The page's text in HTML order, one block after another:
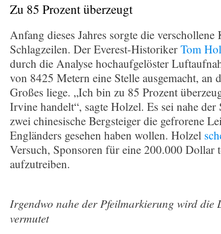
Zu 85 Prozent überzeugt
Anfang dieses Jahres sorgte die
Schlagzeilen. Der Everest-HistorikerTom
durch die Analyse hochaufgelöster
von 8425 Metern eine Stelle ausgemacht, an
Großes liege. „Ich bin zu 85 Prozent
Irvine handelt“, sagte Holzel. Es sei nahe
zwei chinesische Bergsteiger die gefrorene
Engländers gesehen haben wollen. Holzel
Versuch, Sponsoren für eine 200.000 Dollar
aufzutreiben.
Irgendwo nahe der Pfeilmarkierung wird die
vermutet